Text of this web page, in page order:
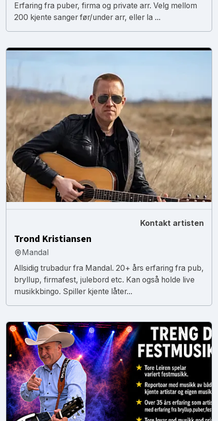
Erfaring fra puber, firma og private arr. Velg mellom
200 kjente sanger før/under arr, eller la ...
Kontakt artisten
Trond Kristiansen
Mandal
Allsidig trubadur fra Mandal. 20+ års erfaring fra pub,
bryllup, firmafest, julebord etc. Kan også holde live
musikkbingo. Spiller kjente låter...